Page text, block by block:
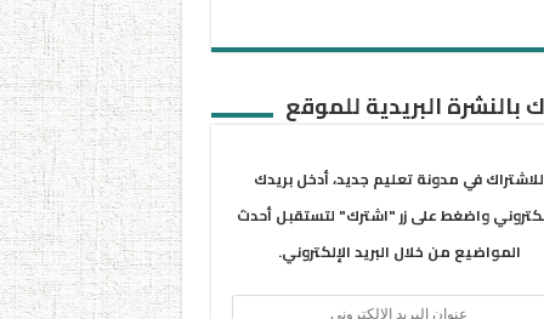
بالنشرة البريدية للموقع
للاشتراك في مدونة تعليم جديد، أدخل بريدك
واضغط على زر "اشترك" لتستقبل أحدث
المواضيع من خلال البريد الإلكتروني.